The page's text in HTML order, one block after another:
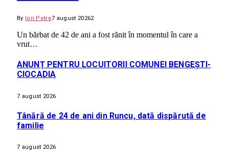
By Ion Petre7 august 20262
Un bărbat de 42 de ani a fost rănit în momentul în care a
vrut…
ANUNȚ PENTRU LOCUITORII COMUNEI BENGEȘTI-
CIOCADIA
7 august 2026
Tânără de 24 de ani din Runcu, dată dispărută de
familie
7 august 2026